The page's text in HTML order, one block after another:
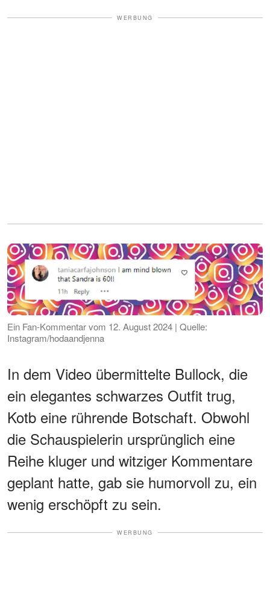
WERBUNG
Ein Fan-Kommentar vom 12. August 2024 | Quelle:
Instagram/hodaandjenna
In dem Video übermittelte Bullock, die
ein elegantes schwarzes Outfit trug,
Kotb eine rührende Botschaft. Obwohl
die Schauspielerin ursprünglich eine
Reihe kluger und witziger Kommentare
geplant hatte, gab sie humorvoll zu, ein
wenig erschöpft zu sein.
WERBUNG